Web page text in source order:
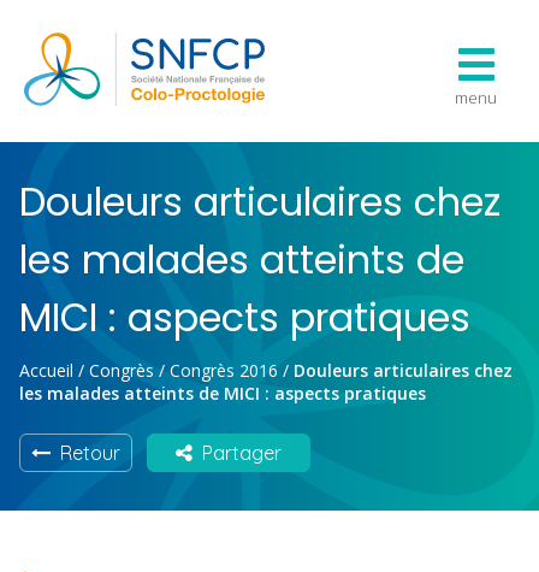
menu
Douleurs articulaires chez
les malades atteints de
MICI : aspects pratiques
Accueil / Congrès / Congrès 2016 / Douleurs articulaires chez
les malades atteints de MICI : aspects pratiques
Retour Partager